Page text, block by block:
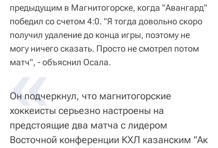
предыдущим в Магнитогорске, когда "Авангард"
победил со счетом 4:0. "Я тогда довольно скоро
получил удаление до конца игры, поэтому не
могу ничего сказать. Просто не смотрел потом
матч", - объяснил Осала.
Он подчеркнул, что магнитогорские
хоккеисты серьезно настроены на
предстоящие два матча с лидером
Восточной конференции КХЛ казанским "Ак